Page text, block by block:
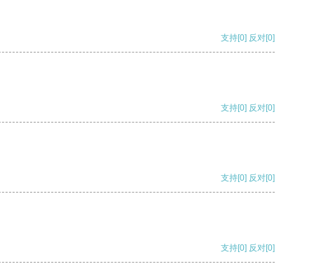
支持[0] 反对[0]
支持[0] 反对[0]
支持[0] 反对[0]
支持[0] 反对[0]